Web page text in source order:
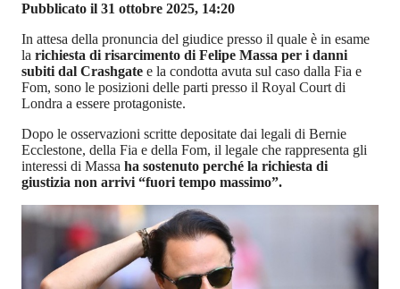
Pubblicato il 31 ottobre 2025, 14:20
In attesa della pronuncia del giudice presso il quale è in esame
la richiesta di risarcimento di Felipe Massa per i danni
subiti dal Crashgate e la condotta avuta sul caso dalla Fia e
Fom, sono le posizioni delle parti presso il Royal Court di
Londra a essere protagoniste.
Dopo le osservazioni scritte depositate dai legali di Bernie
Ecclestone, della Fia e della Fom, il legale che rappresenta gli
interessi di Massa ha sostenuto perché la richiesta di
giustizia non arrivi “fuori tempo massimo”.